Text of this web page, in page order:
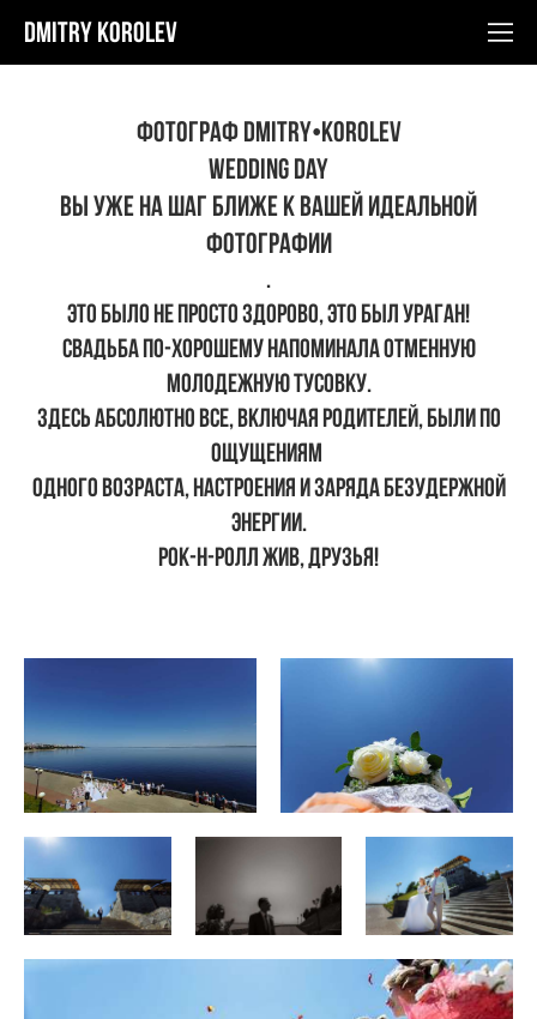
Dmitry Korolev
ФОТОГРАФ DMITRY•KOROLEV
Wedding Day
Вы уже на шаг ближе к вашей идеальной
фотографии
.
Это было не просто здорово, это был ураган!
Свадьба по-хорошему напоминала отменную
молодежную тусовку.
Здесь абсолютно все, включая родителей, были по
ощущениям
одного возраста, настроения и заряда безудержной
энергии.
Рок-н-ролл жив, друзья!